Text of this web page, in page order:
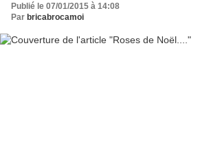
Publié le 07/01/2015 à 14:08
Par bricabrocamoi